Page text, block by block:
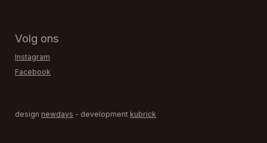
Volg ons
Instagram
Facebook
design newdays - development kubrick